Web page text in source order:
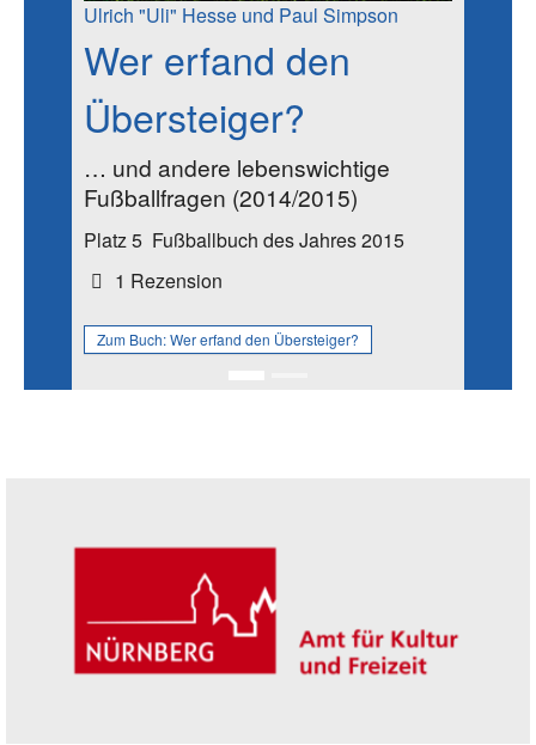
Ulrich "Uli" Hesse und Paul Simpson
Wer erfand den
Übersteiger?
… und andere lebenswichtige
Fußballfragen (2014/2015)
Platz 5 Fußballbuch des Jahres 2015
1 Rezension
Zum Buch:Wer erfand den Übersteiger?